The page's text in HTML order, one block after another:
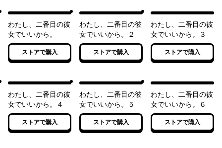
わたし、二番目の彼
女でいいから。
ストアで購入
わたし、二番目の彼
女でいいから。２
ストアで購入
わたし、二番目の彼
女でいいから。３
ストアで購入
わたし、二番目の彼
女でいいから。４
ストアで購入
わたし、二番目の彼
女でいいから。５
ストアで購入
わたし、二番目の彼
女でいいから。６
ストアで購入